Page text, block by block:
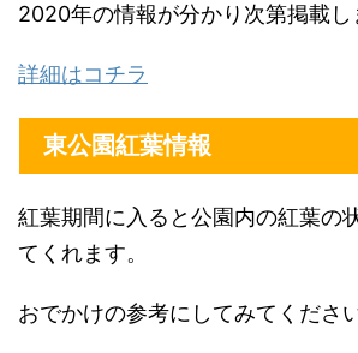
2020年の情報が分かり次第掲載し
詳細はコチラ
東公園紅葉情報
紅葉期間に入ると公園内の紅葉の
てくれます。
おでかけの参考にしてみてください